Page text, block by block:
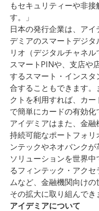
もセキュリティーや非
す。」
日本の発行企業は、ア
デミアのスマートデジ
リオ（デジタルチャネ
スマートPINや、支店や
するスマート・インス
合することもできます
クトを利用すれば、カ
で簡単にカードの有効化
アイデミアはまた、金
持続可能なポートフォ
ンテックやネオバンク
ソリューションを世界
るフィンテック・アク
ムなど、金融機関向けの
その拡大に取り組んでき
アイデミアについて